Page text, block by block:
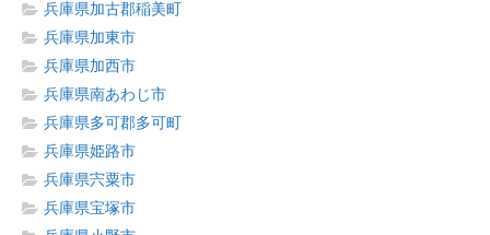
兵庫県加古郡稲美町
兵庫県加東市
兵庫県加西市
兵庫県南あわじ市
兵庫県多可郡多可町
兵庫県姫路市
兵庫県宍粟市
兵庫県宝塚市